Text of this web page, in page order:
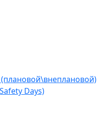
Days)